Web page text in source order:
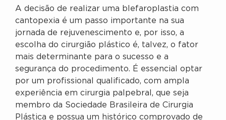
A decisão de realizar uma blefaroplastia com
cantopexia é um passo importante na sua
jornada de rejuvenescimento e, por isso, a
escolha do cirurgião plástico é, talvez, o fator
mais determinante para o sucesso e a
segurança do procedimento. É essencial optar
por um profissional qualificado, com ampla
experiência em cirurgia palpebral, que seja
membro da Sociedade Brasileira de Cirurgia
Plástica e possua um histórico comprovado de